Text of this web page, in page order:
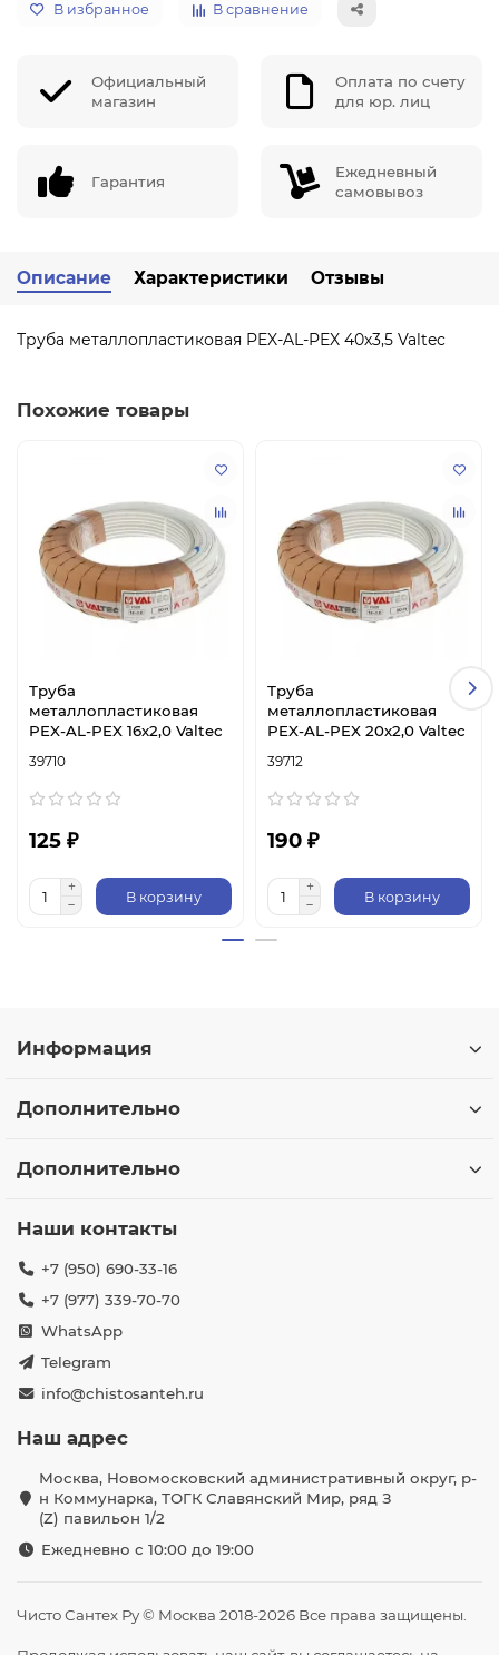
В избранное В сравнение
Официальный
магазин
Оплата по счету
для юр. лиц
Гарантия
Ежедневный
самовывоз
Описание Характеристики Отзывы
Труба металлопластиковая PEX-AL-PEX 40х3,5 Valtec
Похожие товары
Труба
металлопластиковая
PEX-AL-PEX 16х2,0 Valtec
39710
125 ₽
В корзину
Труба
металлопластиковая
PEX-AL-PEX 20х2,0 Valtec
39712
190 ₽
В корзину
Информация
Дополнительно
Дополнительно
Наши контакты
+7 (950) 690-33-16
+7 (977) 339-70-70
WhatsApp
Telegram
info@chistosanteh.ru
Наш адрес
Москва, Новомосковский административный округ, р-
н Коммунарка, ТОГК Славянский Мир, ряд З
(Z) павильон 1/2
Ежедневно с 10:00 до 19:00
Чисто Сантех Ру © Москва 2018-2026 Все права защищены.